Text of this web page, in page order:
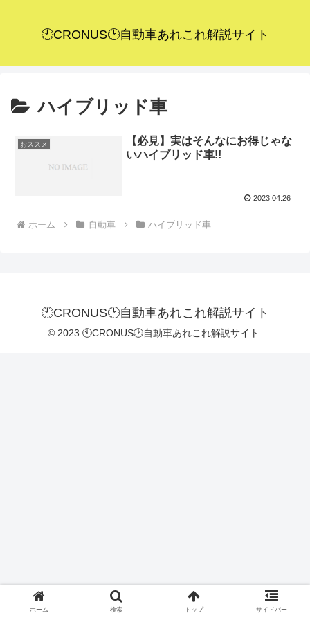
🕙CRONUS🕑自動車あれこれ解説サイト
ハイブリッド車
おススメ
【必見】実はそんなにお得じゃな
いハイブリッド車!!
2023.04.26
ホーム 自動車 ハイブリッド車
🕙CRONUS🕑自動車あれこれ解説サイト
© 2023 🕙CRONUS🕑自動車あれこれ解説サイト.
ホーム 検索 トップ サイドバー